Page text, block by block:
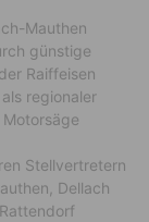
Mauthen
günstige
Raiffeisen
regionaler
Stellvertretern
Dellach